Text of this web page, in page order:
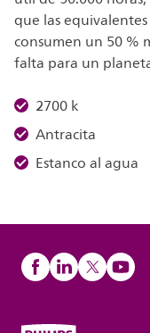
que las
consumen un 50 %
falta para un
2700 k
Antracita
Estanco al agua